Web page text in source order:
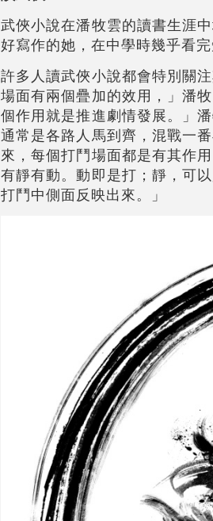
武俠小說在潘牧雲的讀書生涯
好寫作的她，在中學時幾乎看
許多人讀武俠小說都會特別關
場面有兩個疊加的效用，」潘
個作用就是推進劇情發展。」
通常是各路人馬到齊，混戰一
來，每個打鬥場面都是有其作
有靜有動。動即是打；靜，可
打鬥中側面反映出來。」